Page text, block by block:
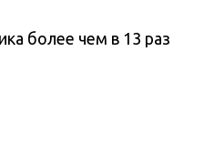
более чем в 13 раз